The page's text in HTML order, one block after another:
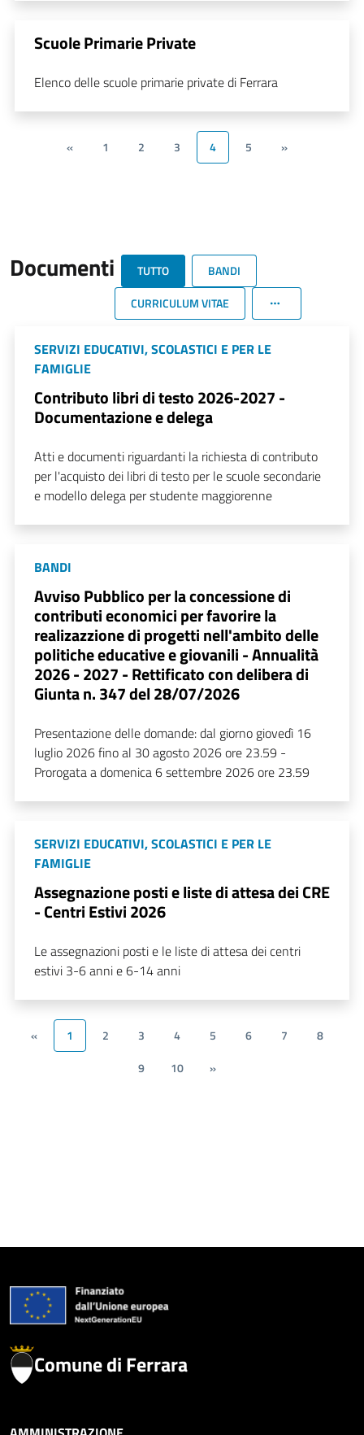
Scuole Primarie Private
Elenco delle scuole primarie private di Ferrara
« 1 2 3 4 5 »
Documenti TUTTO
BANDI
CURRICULUM VITAE
SERVIZI EDUCATIVI, SCOLASTICI E PER LE
FAMIGLIE
Contributo libri di testo 2026-2027 -
Documentazione e delega
Atti e documenti riguardanti la richiesta di contributo
per l'acquisto dei libri di testo per le scuole secondarie
e modello delega per studente maggiorenne
BANDI
Avviso Pubblico per la concessione di
contributi economici per favorire la
realizazzione di progetti nell'ambito delle
politiche educative e giovanili - Annualità
2026 - 2027 - Rettificato con delibera di
Giunta n. 347 del 28/07/2026
Presentazione delle domande: dal giorno giovedì 16
luglio 2026 fino al 30 agosto 2026 ore 23.59 -
Prorogata a domenica 6 settembre 2026 ore 23.59
SERVIZI EDUCATIVI, SCOLASTICI E PER LE
FAMIGLIE
Assegnazione posti e liste di attesa dei CRE
- Centri Estivi 2026
Le assegnazioni posti e le liste di attesa dei centri
estivi 3-6 anni e 6-14 anni
« 1 2 3 4 5 6 7
8
9
10 »
Comune di Ferrara